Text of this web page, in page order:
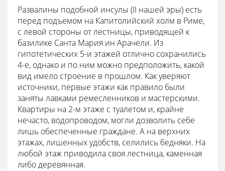
Развалины подобной инсулы (II нашей эры) есть
перед подъемом на Капитолийский холм в Риме,
с левой стороны от лестницы, приводящей к
базилике Санта Мария ин Арачели. Из
гипотетических 5-и этажей отлично сохранились
4-е, однако и по ним можно предположить, какой
вид имело строение в прошлом. Как уверяют
источники, первые этажи как правило были
заняты лавками ремесленников и мастерскими.
Квартиры на 2-м этаже с туалетом и, крайне
нечасто, водопроводом, могли дозволить себе
лишь обеспеченные граждане. А на верхних
этажах, лишенных удобств, селились бедняки. На
любой этаж приводила своя лестница, каменная
либо деревянная.